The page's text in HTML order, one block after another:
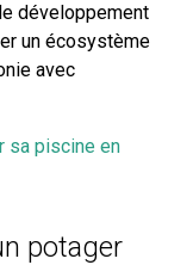
développement
un écosystème
avec
sa piscine en
potager